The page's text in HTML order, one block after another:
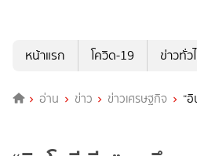
หน้าแรก
โควิด-19 ข่าวทั่ว
อ่าน ข่าว ข่าวเศรษฐกิจ
“